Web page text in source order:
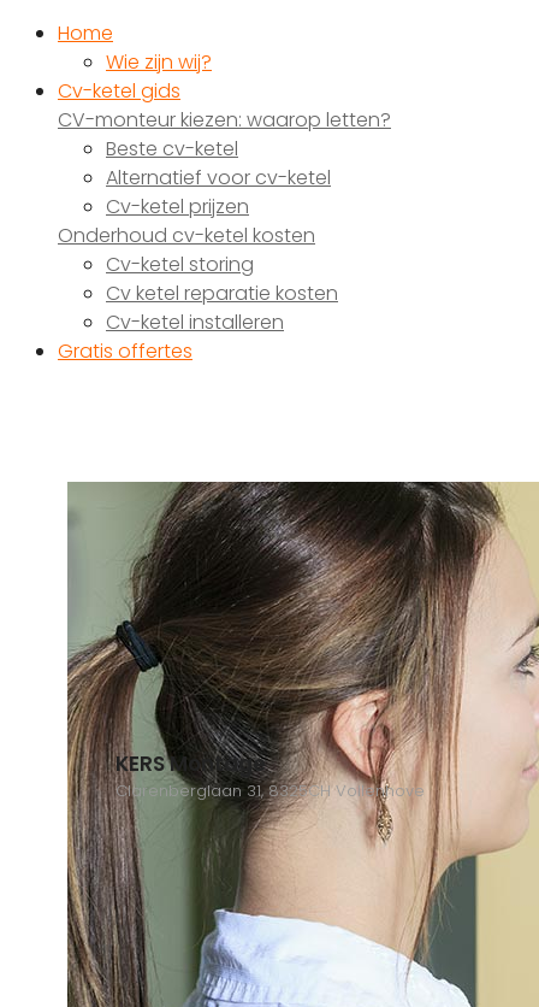
Home
Wie zijn wij?
Cv-ketel gids
CV-monteur kiezen: waarop letten?
Beste cv-ketel
Alternatief voor cv-ketel
Cv-ketel prijzen
Onderhoud cv-ketel kosten
Cv-ketel storing
Cv ketel reparatie kosten
Cv-ketel installeren
Gratis offertes
KERS Montage
Clarenberglaan 31, 8325CH Vollenhove